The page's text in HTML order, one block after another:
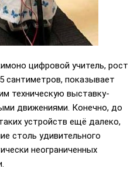
цифровой учитель, рост
сантиметров, показывает
техническую выставку-
движениями. Конечно, до
устройств ещё далеко,
столь удивительного
неограниченных